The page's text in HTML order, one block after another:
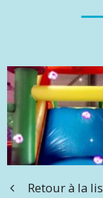
Retour à la